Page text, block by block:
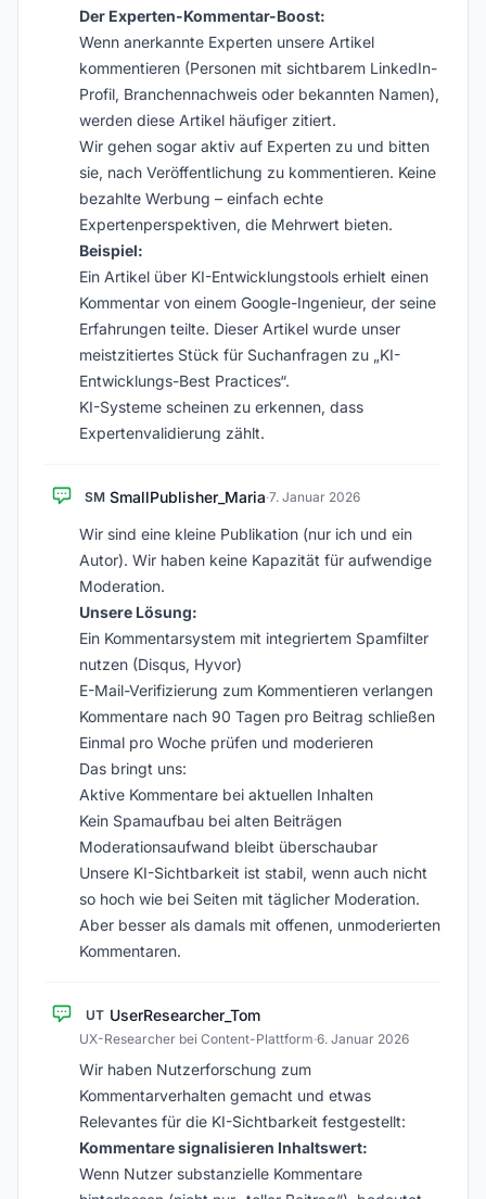
Der Experten-Kommentar-Boost:
Wenn anerkannte Experten unsere Artikel
kommentieren (Personen mit sichtbarem LinkedIn-
Profil, Branchennachweis oder bekannten Namen),
werden diese Artikel häufiger zitiert.
Wir gehen sogar aktiv auf Experten zu und bitten
sie, nach Veröffentlichung zu kommentieren. Keine
bezahlte Werbung – einfach echte
Expertenperspektiven, die Mehrwert bieten.
Beispiel:
Ein Artikel über KI-Entwicklungstools erhielt einen
Kommentar von einem Google-Ingenieur, der seine
Erfahrungen teilte. Dieser Artikel wurde unser
meistzitiertes Stück für Suchanfragen zu „KI-
Entwicklungs-Best Practices“.
KI-Systeme scheinen zu erkennen, dass
Expertenvalidierung zählt.
SM SmallPublisher_Maria·7. Januar 2026
Wir sind eine kleine Publikation (nur ich und ein
Autor). Wir haben keine Kapazität für aufwendige
Moderation.
Unsere Lösung:
Ein Kommentarsystem mit integriertem Spamfilter
nutzen (Disqus, Hyvor)
E-Mail-Verifizierung zum Kommentieren verlangen
Kommentare nach 90 Tagen pro Beitrag schließen
Einmal pro Woche prüfen und moderieren
Das bringt uns:
Aktive Kommentare bei aktuellen Inhalten
Kein Spamaufbau bei alten Beiträgen
Moderationsaufwand bleibt überschaubar
Unsere KI-Sichtbarkeit ist stabil, wenn auch nicht
so hoch wie bei Seiten mit täglicher Moderation.
Aber besser als damals mit offenen, unmoderierten
Kommentaren.
UT UserResearcher_Tom
UX-Researcher bei Content-Plattform·6. Januar 2026
Wir haben Nutzerforschung zum
Kommentarverhalten gemacht und etwas
Relevantes für die KI-Sichtbarkeit festgestellt:
Kommentare signalisieren Inhaltswert:
Wenn Nutzer substanzielle Kommentare